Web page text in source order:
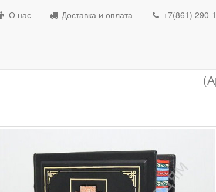
О нас Доставка и оплата +7(861) 290-